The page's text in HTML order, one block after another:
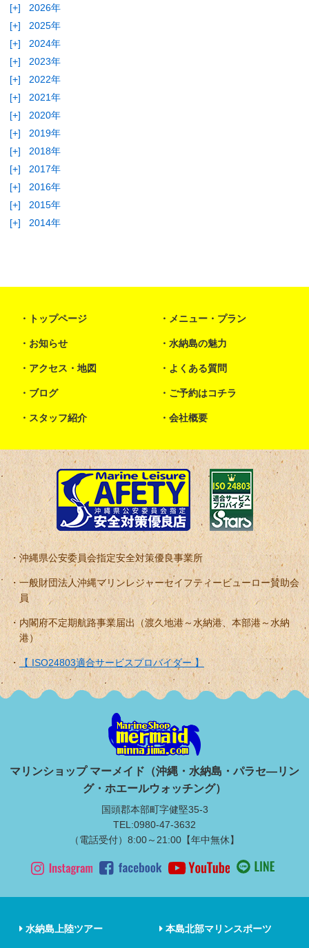
[+]
2026年
[+]
2025年
[+]
2024年
[+]
2023年
[+]
2022年
[+]
2021年
[+]
2020年
[+]
2019年
[+]
2018年
[+]
2017年
[+]
2016年
[+]
2015年
[+]
2014年
トップページ メニュー・プラン
お知らせ 水納島の魅力
アクセス・地図 よくある質問
ブログ ご予約はコチラ
スタッフ紹介 会社概要
沖縄県公安委員会指定安全対策優良事業所
一般財団法人沖縄マリンレジャーセイフティービューロー賛助会
員
内閣府不定期航路事業届出（渡久地港～水納港、本部港～水納
港）
【 ISO24803適合サービスプロバイダー 】
マリンショップ マーメイド（沖縄・水納島・パラセ―リン
グ・ホエールウォッチング）
国頭郡本部町字健堅35-3
TEL:0980-47-3632
（電話受付）8:00～21:00【年中無休】
水納島上陸ツアー 本島北部マリンスポーツ